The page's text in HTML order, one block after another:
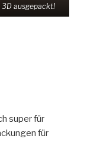
3D ausgepackt!
super für
für